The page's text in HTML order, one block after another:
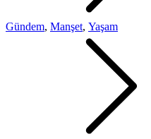
Gündem, Manşet, Yaşam